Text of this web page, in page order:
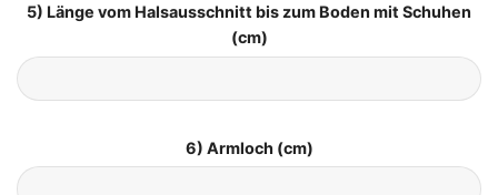
5) Länge vom Halsausschnitt bis zum Boden mit Schuhen
(cm)
6) Armloch (cm)